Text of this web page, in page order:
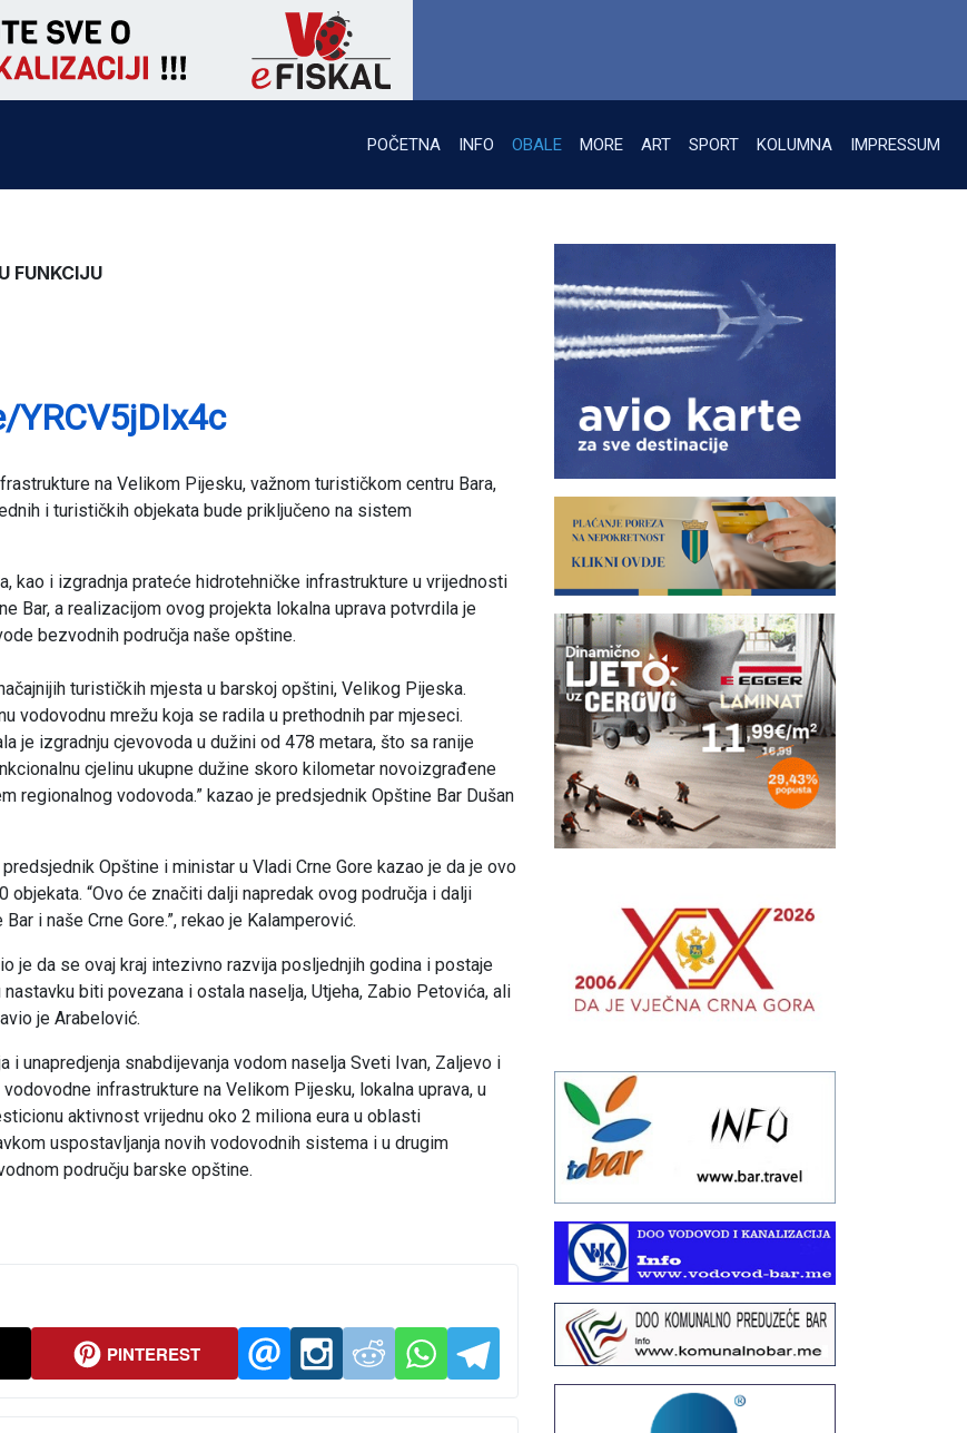
POČETNA INFO OBALE MORE ART SPORT KOLUMNA IMPRESSUM
FUNKCIJU
na Velikom Pijesku, važnom turističkom centru Bara,
i turističkih objekata bude priključeno na sistem
kao i izgradnja prateće hidrotehničke infrastrukture u vrijednosti
Bar, a realizacijom ovog projekta lokalna uprava potvrdila je
bezvodnih područja naše opštine.
turističkih mjesta u barskoj opštini, Velikog Pijeska.
vodovodnu mrežu koja se radila u prethodnih par mjeseci.
je izgradnju cjevovoda u dužini od 478 metara, što sa ranije
cjelinu ukupne dužine skoro kilometar novoizgrađene
regionalnog vodovoda.” kazao je predsjednik Opštine Bar Dušan
Opštine i ministar u Vladi Crne Gore kazao je da je ovo
“Ovo će značiti dalji napredak ovog područja i dalji
i naše Crne Gore.”, rekao je Kalamperović.
je da se ovaj kraj intezivno razvija posljednjih godina i postaje
biti povezana i ostala naselja, Utjeha, Zabio Petovića, ali
je Arabelović.
i unapredjenja snabdijevanja vodom naselja Sveti Ivan, Zaljevo i
infrastrukture na Velikom Pijesku, lokalna uprava, u
aktivnost vrijednu oko 2 miliona eura u oblasti
uspostavljanja novih vodovodnih sistema i u drugim
području barske opštine.
PINTEREST